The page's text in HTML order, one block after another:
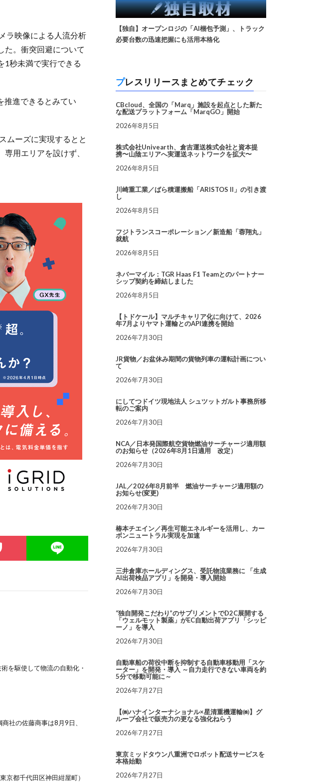
ラ映像による人流分析
た。衝突回避について
1秒未満で実行できる
推進できるとみてい
ムーズに実現するとと
用エリアを設けず、
を駆使して物流の自動化・
社の佐藤商事は8月9日、
京都千代田区神田紺屋町）
【独自】オープンロジの「AI梱包予測」、トラック
必要台数の迅速把握にも活用本格化
プレスリリースまとめてチェック
CBcloud、全国の「Marq」施設を起点とした新た
な配送プラットフォーム「MarqGO」開始
2026年8月5日
株式会社Univearth、倉吉運送株式会社と資本提
携〜山陰エリアへ実運送ネットワークを拡大〜
2026年8月5日
川崎重工業／ばら積運搬船「ARISTOS II」の引き渡
し
2026年8月5日
フジトランスコーポレーション／新造船「蓉翔丸」
就航
2026年8月5日
ネバーマイル：TGR Haas F1 Teamとのパートナー
シップ契約を締結しました
2026年8月5日
【トドケール】マルチキャリア化に向けて、2026
年7月よりヤマト運輸とのAPI連携を開始
2026年7月30日
JR貨物／お盆休み期間の貨物列車の運転計画につい
て
2026年7月30日
にしてつドイツ現地法人 シュツットガルト事務所移
転のご案内
2026年7月30日
NCA／日本発国際航空貨物燃油サーチャージ適用額
のお知らせ（2026年8月1日適用 改定）
2026年7月30日
JAL／2026年8月前半 燃油サーチャージ適用額の
お知らせ(変更)
2026年7月30日
椿本チエイン／再生可能エネルギーを活用し、カー
ボンニュートラル実現を加速
2026年7月30日
三井倉庫ホールディングス、受託物流業務に 「生成
AI出荷検品アプリ」を開発・導入開始
2026年7月30日
“独自開発こだわり”のサプリメントでD2C展開する
「ウェルモット製薬」がEC自動出荷アプリ「シッピ
ーノ」を導入
2026年7月30日
自動車船の荷役中断を抑制する自動車移動用「スケ
ーター」を開発・導入 ～自力走行できない車両を約
5分で移動可能に～
2026年7月27日
【㈱ハナインターナショナル×星清重機運輸㈱】グ
ループ会社で販売力の更なる強化ねらう
2026年7月27日
東京ミッドタウン八重洲でロボット配送サービスを
本格始動
2026年7月27日